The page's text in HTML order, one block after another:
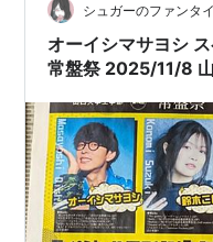
シュガーのファンタ
オーイシマサヨシ
常盤祭 2025/11/8